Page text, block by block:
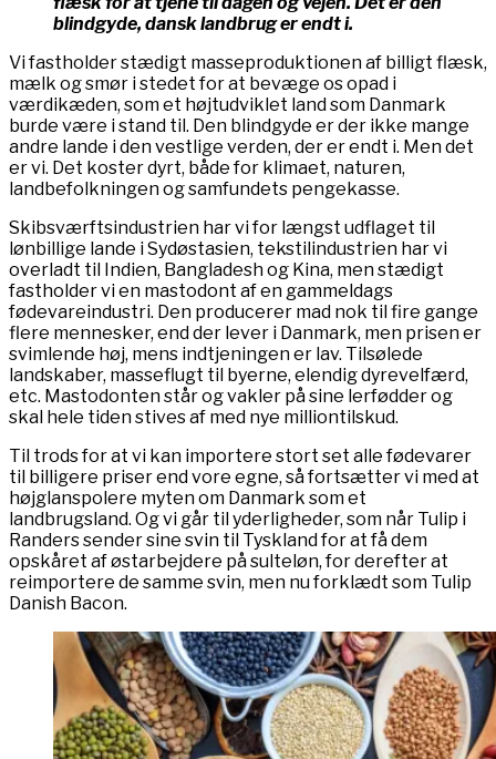
blindgyde, dansk landbrug er endt i.
Vi fastholder stædigt masseproduktionen af billigt flæsk,
mælk og smør i stedet for at bevæge os opad i
værdikæden, som et højtudviklet land som Danmark
burde være i stand til. Den blindgyde er der ikke mange
andre lande i den vestlige verden, der er endt i. Men det
er vi. Det koster dyrt, både for klimaet, naturen,
landbefolkningen og samfundets pengekasse.
Skibsværftsindustrien har vi for længst udflaget til
lønbillige lande i Sydøstasien, tekstilindustrien har vi
overladt til Indien, Bangladesh og Kina, men stædigt
fastholder vi en mastodont af en gammeldags
fødevareindustri. Den producerer mad nok til fire gange
flere mennesker, end der lever i Danmark, men prisen er
svimlende høj, mens indtjeningen er lav. Tilsølede
landskaber, masseflugt til byerne, elendig dyrevelfærd,
etc. Mastodonten står og vakler på sine lerfødder og
skal hele tiden stives af med nye milliontilskud.
Til trods for at vi kan importere stort set alle fødevarer
til billigere priser end vore egne, så fortsætter vi med at
højglanspolere myten om Danmark som et
landbrugsland. Og vi går til yderligheder, som når Tulip i
Randers sender sine svin til Tyskland for at få dem
opskåret af østarbejdere på sulteløn, for derefter at
reimportere de samme svin, men nu forklædt som Tulip
Danish Bacon.